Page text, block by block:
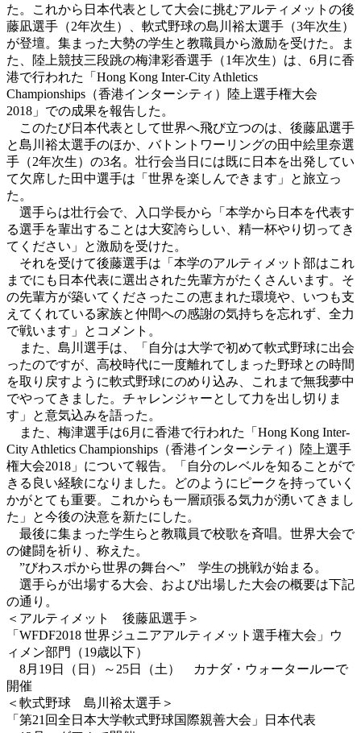
た。これから日本代表として大会に挑むアルティメットの後
藤凪選手（2年次生）、軟式野球の島川裕太選手（3年次生）
が登壇。集まった大勢の学生と教職員から激励を受けた。ま
た、陸上競技三段跳の梅津彩香選手（1年次生）は、6月に香
港で行われた「Hong Kong Inter-City Athletics
Championships（香港インターシティ）陸上選手権大会
2018」での成果を報告した。
このたび日本代表として世界へ飛び立つのは、後藤凪選手
と島川裕太選手のほか、バトントワーリングの田中絵里奈選
手（2年次生）の3名。壮行会当日には既に日本を出発してい
て欠席した田中選手は「世界を楽しんできます」と旅立っ
た。
選手らは壮行会で、入口学長から「本学から日本を代表す
る選手を輩出することは大変誇らしい、精一杯やり切ってき
てください」と激励を受けた。
それを受けて後藤選手は「本学のアルティメット部はこれ
までにも日本代表に選出された先輩方がたくさんいます。そ
の先輩方が築いてくださったこの恵まれた環境や、いつも支
えてくれている家族と仲間への感謝の気持ちを忘れず、全力
で戦います」とコメント。
また、島川選手は、「自分は大学で初めて軟式野球に出会
ったのですが、高校時代に一度離れてしまった野球との時間
を取り戻すように軟式野球にのめり込み、これまで無我夢中
でやってきました。チャレンジャーとして力を出し切りま
す」と意気込みを語った。
また、梅津選手は6月に香港で行われた「Hong Kong Inter-
City Athletics Championships（香港インターシティ）陸上選手
権大会2018」について報告。「自分のレベルを知ることがで
きる良い経験になりました。どのようにピークを持っていく
かがとても重要。これからも一層頑張る気力が湧いてきまし
た」と今後の決意を新たにした。
最後に集まった学生らと教職員で校歌を斉唱。世界大会で
の健闘を祈り、称えた。
”びわスポから世界の舞台へ” 学生の挑戦が始まる。
選手らが出場する大会、および出場した大会の概要は下記
の通り。
＜アルティメット 後藤凪選手＞
「WFDF2018 世界ジュニアアルティメット選手権大会」ウ
ィメン部門（19歳以下）
8月19日（日）～25日（土） カナダ・ウォータールーで
開催
＜軟式野球 島川裕太選手＞
「第21回全日本大学軟式野球国際親善大会」日本代表